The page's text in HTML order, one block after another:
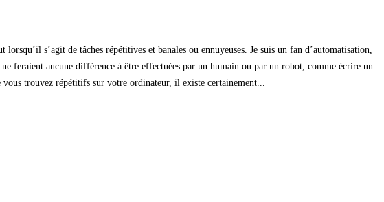
s’agit de tâches répétitives et banales ou ennuyeuses. Je suis un fan d’automatisation,
feraient aucune différence à être effectuées par un humain ou par un robot, comme écrire un
trouvez répétitifs sur votre ordinateur, il existe certainement...